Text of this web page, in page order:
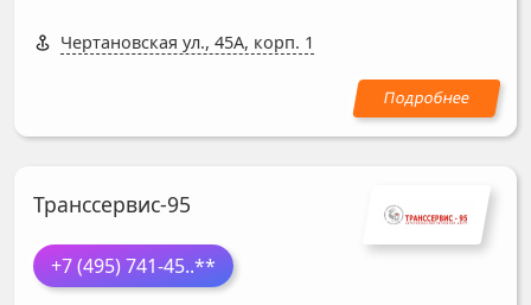
Чертановская ул., 45А, корп. 1
Транссервис-95
+7 (495) 741-45..**